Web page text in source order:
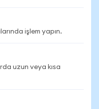
işlem yapın.
uzun veya kısa